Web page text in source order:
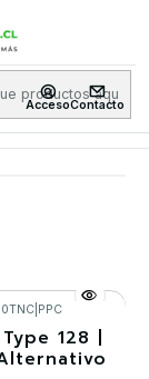
AccesoContacto
Chile · Retiro en
PPC
128 |